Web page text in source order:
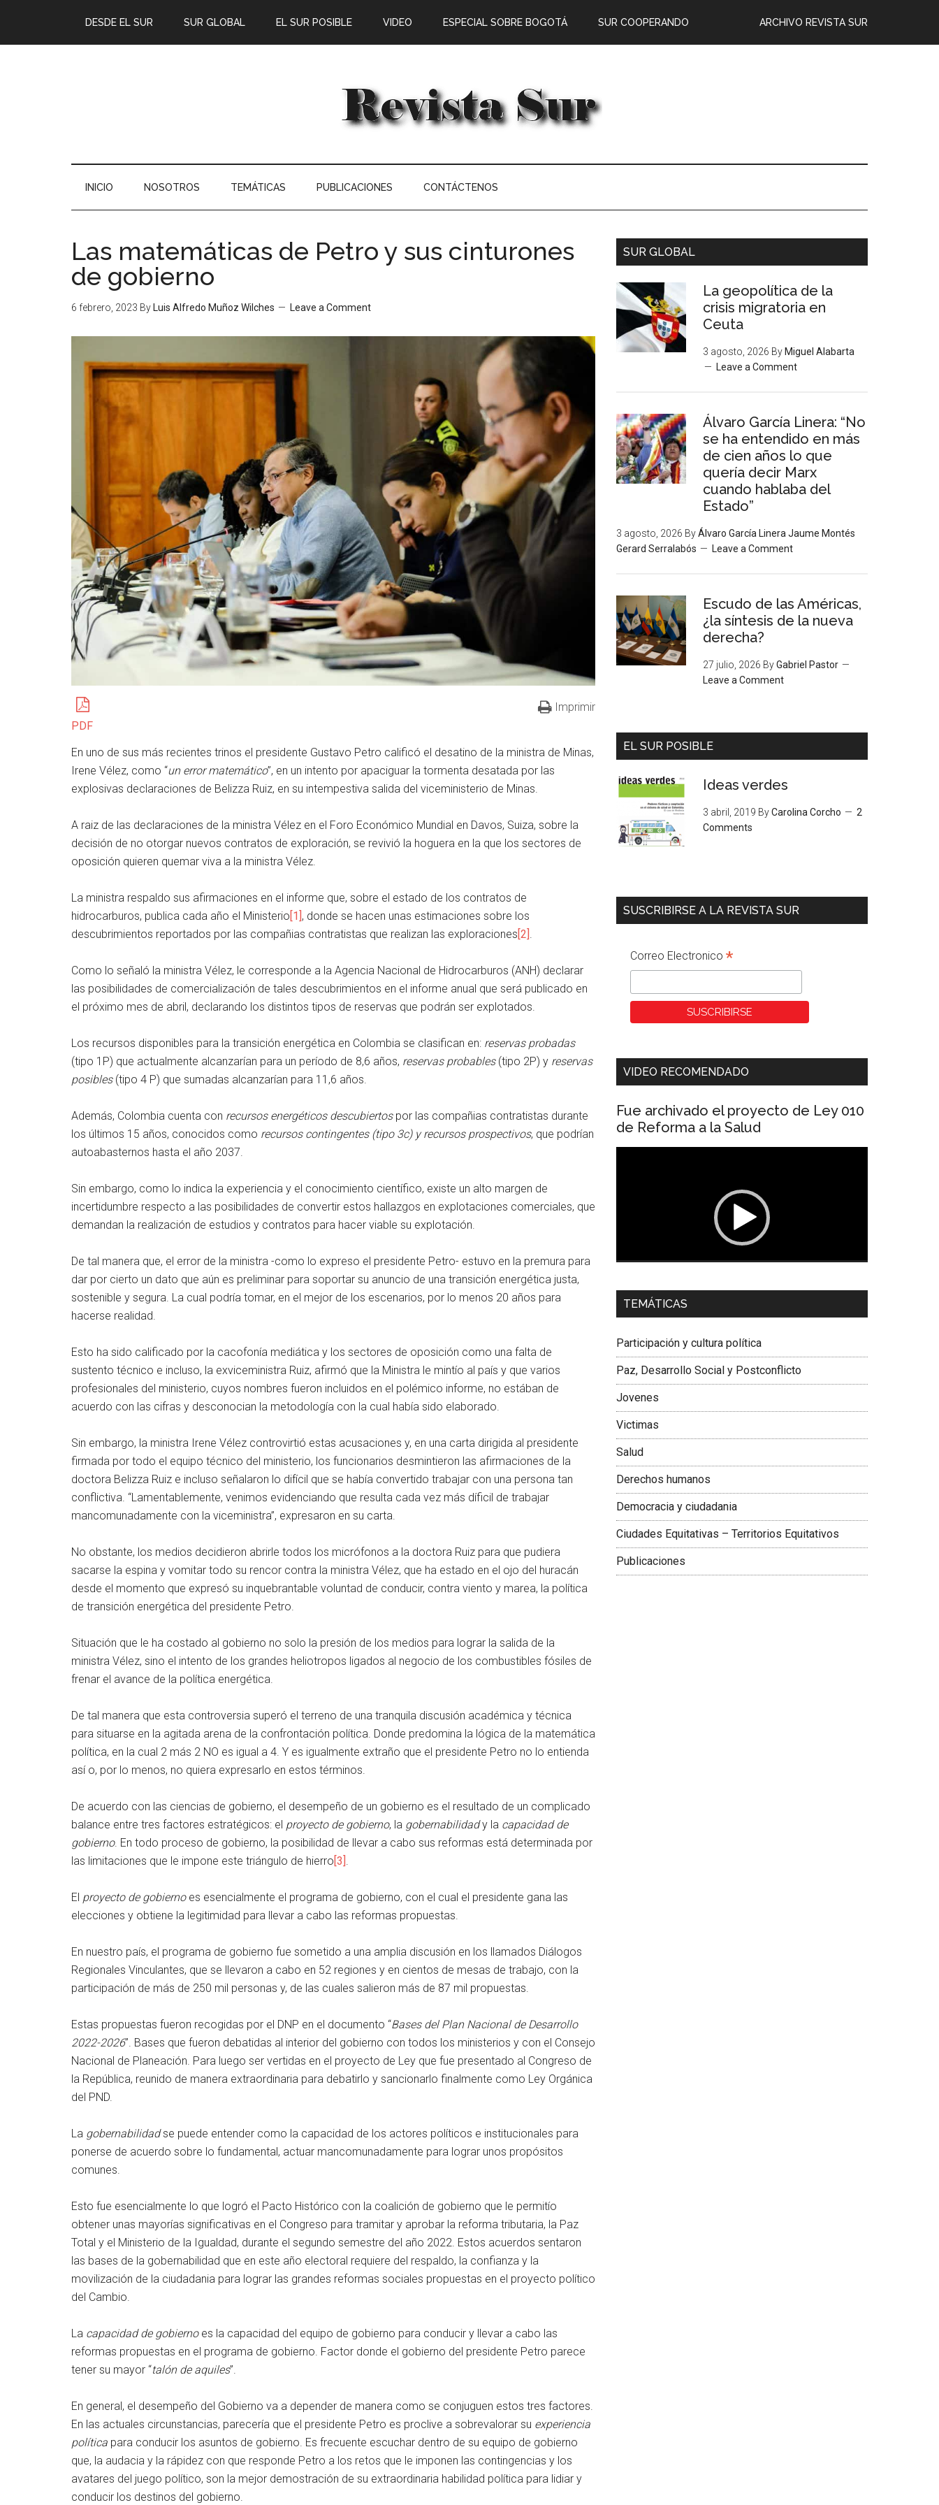
DESDE EL SUR SUR GLOBAL EL SUR POSIBLE ARCHIVO REVISTA SUR
VIDEO ESPECIAL SOBRE BOGOTÁ SUR COOPERANDO
INICIO NOSOTROS TEMÁTICAS PUBLICACIONES CONTÁCTENOS
Las matemáticas de Petro y sus cinturones
de gobierno
6 febrero, 2023 By Luis Alfredo Muñoz Wilches Leave a Comment
PDF
Imprimir
En uno de sus más recientes trinos el presidente Gustavo Petro calificó el desatino de la ministra de Minas,
Irene Vélez, como “un error matemático”, en un intento por apaciguar la tormenta desatada por las
explosivas declaraciones de Belizza Ruiz, en su intempestiva salida del viceministerio de Minas.
A raiz de las declaraciones de la ministra Vélez en el Foro Económico Mundial en Davos, Suiza, sobre la
decisión de no otorgar nuevos contratos de exploración, se revivió la hoguera en la que los sectores de
oposición quieren quemar viva a la ministra Vélez.
La ministra respaldo sus afirmaciones en el informe que, sobre el estado de los contratos de
hidrocarburos, publica cada año el Ministerio[1], donde se hacen unas estimaciones sobre los
descubrimientos reportados por las compañias contratistas que realizan las exploraciones[2]
Como lo señaló la ministra Vélez, le corresponde a la Agencia Nacional de Hidrocarburos (ANH) declarar
las posibilidades de comercialización de tales descubrimientos en el informe anual que será publicado en
el próximo mes de abril, declarando los distintos tipos de reservas que podrán ser explotados.
Los recursos disponibles para la transición energética en Colombia se clasifican en: reservas probadas
(tipo 1P) que actualmente alcanzarían para un período de 8,6 años, reservas probables(tipo 2P) y reservas
posibles(tipo 4 P) que sumadas alcanzarían para 11,6 años.
Además, Colombia cuenta con recursos energéticos descubiertos por las compañias contratistas durante
los últimos 15 años, conocidos como recursos contingentes (tipo 3c) y recursos prospectivos, que podrían
autoabasternos hasta el año 2037.
Sin embargo, como lo indica la experiencia y el conocimiento científico, existe un alto margen de
incertidumbre respecto a las posibilidades de convertir estos hallazgos en explotaciones comerciales, que
demandan la realización de estudios y contratos para hacer viable su explotación.
De tal manera que, el error de la ministra -como lo expreso el presidente Petro- estuvo en la premura para
dar por cierto un dato que aún es preliminar para soportar su anuncio de una transición energética justa,
sostenible y segura. La cual podría tomar, en el mejor de los escenarios, por lo menos 20 años para
hacerse realidad.
Esto ha sido calificado por la cacofonía mediática y los sectores de oposición como una falta de
sustento técnico e incluso, la exviceministra Ruiz, afirmó que la Ministra le mintío al país y que varios
profesionales del ministerio, cuyos nombres fueron incluidos en el polémico informe, no estában de
acuerdo con las cifras y desconocian la metodología con la cual había sido elaborado.
Sin embargo, la ministra Irene Vélez controvirtió estas acusaciones y, en una carta dirigida al presidente
firmada por todo el equipo técnico del ministerio, los funcionarios desmintieron las afirmaciones de la
doctora Belizza Ruiz e incluso señalaron lo difícil que se había convertido trabajar con una persona tan
conflictiva. “Lamentablemente, venimos evidenciando que resulta cada vez más díficil de trabajar
mancomunadamente con la viceministra”, expresaron en su carta.
No obstante, los medios decidieron abrirle todos los micrófonos a la doctora Ruiz para que pudiera
sacarse la espina y vomitar todo su rencor contra la ministra Vélez, que ha estado en el ojo del huracán
desde el momento que expresó su inquebrantable voluntad de conducir, contra viento y marea, la política
de transición energética del presidente Petro.
Situación que le ha costado al gobierno no solo la presión de los medios para lograr la salida de la
ministra Vélez, sino el intento de los grandes heliotropos ligados al negocio de los combustibles fósiles de
frenar el avance de la política energética.
De tal manera que esta controversia superó el terreno de una tranquila discusión académica y técnica
para situarse en la agitada arena de la confrontación política. Donde predomina la lógica de la matemática
política, en la cual 2 más 2 NO es igual a 4. Y es igualmente extraño que el presidente Petro no lo entienda
así o, por lo menos, no quiera expresarlo en estos términos.
De acuerdo con las ciencias de gobierno, el desempeño de un gobierno es el resultado de un complicado
balance entre tres factores estratégicos: el proyecto de gobierno, la gobernabilidady la capacidad de
gobierno. En todo proceso de gobierno, la posibilidad de llevar a cabo sus reformas está determinada por
las limitaciones que le impone este triángulo de hierro[3]
El proyecto de gobiernoes esencialmente el programa de gobierno, con el cual el presidente gana las
elecciones y obtiene la legitimidad para llevar a cabo las reformas propuestas.
En nuestro país, el programa de gobierno fue sometido a una amplia discusión en los llamados Diálogos
Regionales Vinculantes, que se llevaron a cabo en 52 regiones y en cientos de mesas de trabajo, con la
participación de más de 250 mil personas y, de las cuales salieron más de 87 mil propuestas.
Estas propuestas fueron recogidas por el DNP en el documento “Bases del Plan Nacional de Desarrollo
2022-2026”. Bases que fueron debatidas al interior del gobierno con todos los ministerios y con el Consejo
Nacional de Planeación. Para luego ser vertidas en el proyecto de Ley que fue presentado al Congreso de
la República, reunido de manera extraordinaria para debatirlo y sancionarlo finalmente como Ley Orgánica
del PND.
La gobernabilidadse puede entender como la capacidad de los actores políticos e institucionales para
ponerse de acuerdo sobre lo fundamental, actuar mancomunadamente para lograr unos propósitos
comunes.
Esto fue esencialmente lo que logró el Pacto Histórico con la coalición de gobierno que le permitío
obtener unas mayorías significativas en el Congreso para tramitar y aprobar la reforma tributaria, la Paz
Total y el Ministerio de la Igualdad, durante el segundo semestre del año 2022. Estos acuerdos sentaron
las bases de la gobernabilidad que en este año electoral requiere del respaldo, la confianza y la
movilización de la ciudadania para lograr las grandes reformas sociales propuestas en el proyecto político
del Cambio.
La capacidad de gobiernoes la capacidad del equipo de gobierno para conducir y llevar a cabo las
reformas propuestas en el programa de gobierno. Factor donde el gobierno del presidente Petro parece
tener su mayor “talón de aquiles”.
En general, el desempeño del Gobierno va a depender de manera como se conjuguen estos tres factores.
En las actuales circunstancias, parecería que el presidente Petro es proclive a sobrevalorar su experiencia
política para conducir los asuntos de gobierno. Es frecuente escuchar dentro de su equipo de gobierno
que, la audacia y la rápidez con que responde Petro a los retos que le imponen las contingencias y los
avatares del juego político, son la mejor demostración de su extraordinaria habilidad política para lidiar y
conducir los destinos del gobierno.
SUR GLOBAL
La geopolítica de la
crisis migratoria en
Ceuta
3 agosto, 2026 By Miguel Alabarta
Leave a Comment
Álvaro García Linera: “No
se ha entendido en más
de cien años lo que
quería decir Marx
cuando hablaba del
Estado”
3 agosto, 2026 ByÁlvaro García Linera Jaume Montés
Gerard Serralabós
Leave a Comment
Escudo de las Américas,
¿la síntesis de la nueva
derecha?
27 julio, 2026 ByGabriel Pastor
Leave a Comment
EL SUR POSIBLE
Ideas verdes
3 abril, 2019 ByCarolina Corcho
2
Comments
SUSCRIBIRSE A LA REVISTA SUR
Correo Electronico *
VIDEO RECOMENDADO
Fue archivado el proyecto de Ley 010
de Reforma a la Salud
Dra. Carolina Corcho Mejía,
Latinoamericana Sur, Vicepresidenta Federación
TEMÁTICAS
Participación y cultura política
Paz, Desarrollo Social y Postconflicto
Jovenes
Victimas
Salud
Derechos humanos
Democracia y ciudadania
Ciudades Equitativas – Territorios Equitativos
Publicaciones